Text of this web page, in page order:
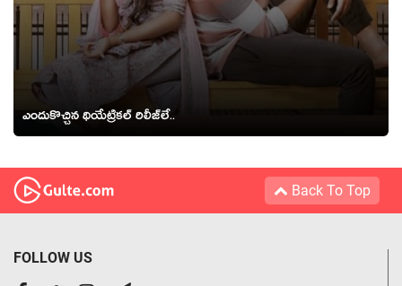
ఎందుకొచ్చిన థియేట్రికల్ రిలీజ్‌లే..
Back To Top
FOLLOW US